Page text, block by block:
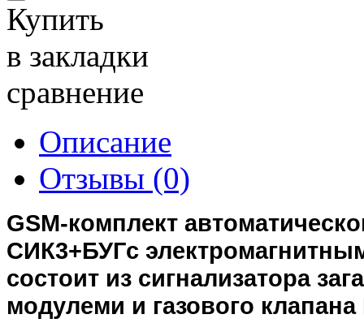
Купить
в закладки
сравнение
Описание
Отзывы (0)
GSM-комплект
СИК3+БУГс
состоит из сигнализатора
модулеми и газового